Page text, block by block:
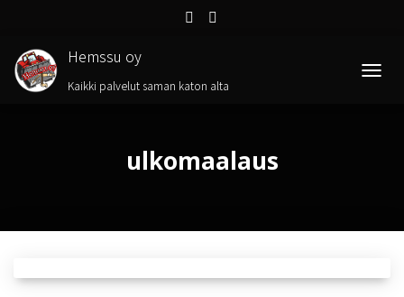
Hemssu oy
Kaikki palvelut saman katon alta
ulkomaalaus